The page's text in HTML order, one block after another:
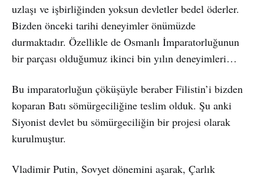
uzlaşı ve işbirliğinden yoksun devletler bedel öderler.
Bizden önceki tarihi deneyimler önümüzde
durmaktadır. Özellikle de Osmanlı İmparatorluğunun
bir parçası olduğumuz ikinci bin yılın deneyimleri…
Bu imparatorluğun çöküşüyle beraber Filistin’i bizden
koparan Batı sömürgeciliğine teslim olduk. Şu anki
Siyonist devlet bu sömürgeciliğin bir projesi olarak
kurulmuştur.
Vladimir Putin, Sovyet dönemini aşarak, Çarlık